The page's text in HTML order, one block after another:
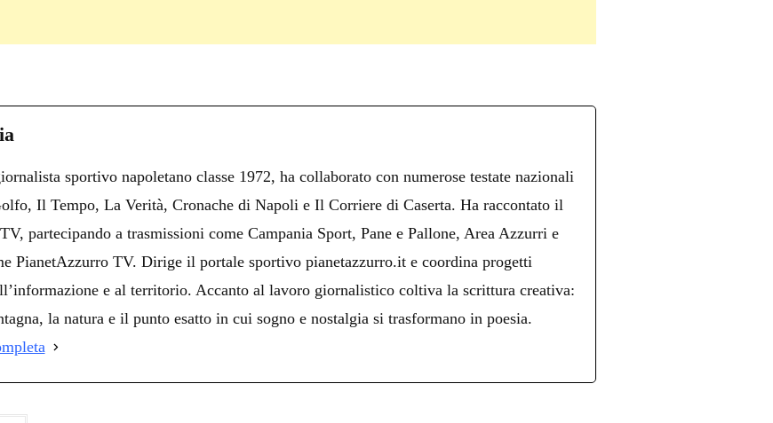
sportivo napoletano classe 1972, ha collaborato con numerose testate nazionali
Il Tempo, La Verità, Cronache di Napoli e Il Corriere di Caserta. Ha raccontato il
partecipando a trasmissioni come Campania Sport, Pane e Pallone, Area Azzurri e
PianetAzzurro TV. Dirige il portale sportivo pianetazzurro.it e coordina progetti
e al territorio. Accanto al lavoro giornalistico coltiva la scrittura creativa:
la natura e il punto esatto in cui sogno e nostalgia si trasformano in poesia.